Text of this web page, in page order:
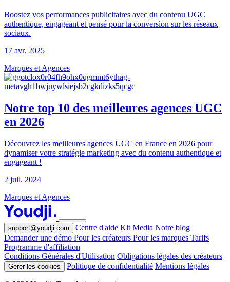
Boostez vos performances publicitaires avec du contenu UGC
authentique, engageant et pensé pour la conversion sur les réseaux
sociaux.
17 avr. 2025
Marques et Agences
Notre top 10 des meilleures agences UGC
en 2026
Découvrez les meilleures agences UGC en France en 2026 pour
dynamiser votre stratégie marketing avec du contenu authentique et
engageant !
2 juil. 2024
Marques et Agences
support@youdji.com Centre d'aide Kit Media Notre blog
Demander une démo Pour les créateurs Pour les marques Tarifs
Programme d'affiliation
Conditions Générales d'Utilisation Obligations légales des créateurs
Gérer les cookies Politique de confidentialité Mentions légales